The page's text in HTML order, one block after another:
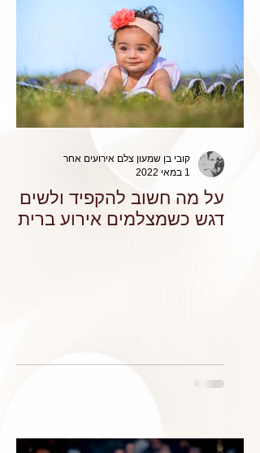
על מה חשוב להקפיד ולשים
דגש כשמצלמים אירוע ברית
קובי בן שמעון צלם אירועים אחר
1 במאי 2022